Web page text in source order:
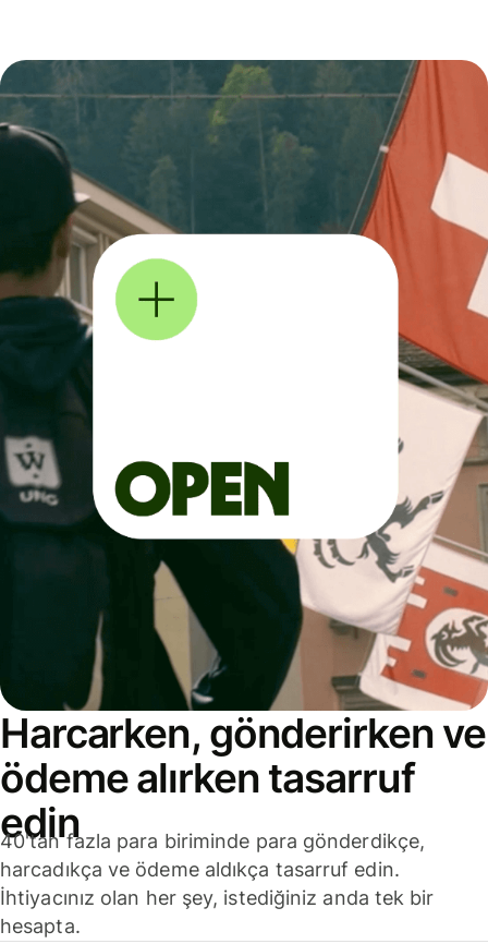
Harcarken, gönderirken ve
ödeme alırken tasarruf
edin
40'tan fazla para biriminde para gönderdikçe,
harcadıkça ve ödeme aldıkça tasarruf edin.
İhtiyacınız olan her şey, istediğiniz anda tek bir
hesapta.